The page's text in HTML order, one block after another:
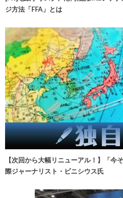
ジ方法「FFA」とは
【次回から大幅リニューアル！】「
際ジャーナリスト・ビニシウス氏